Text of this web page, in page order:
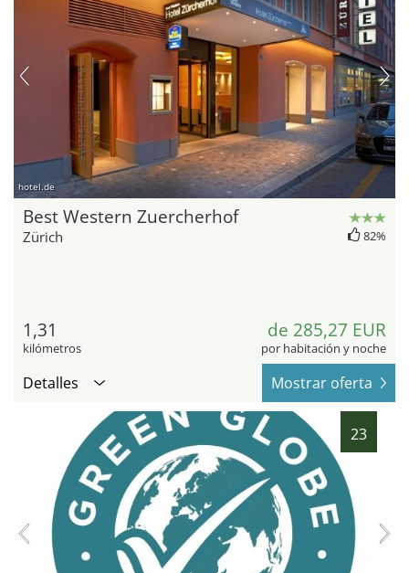
hotel.de
Best Western Zuercherhof
Zürich 82%
1,31
kilómetros
de 285,27 EUR
por habitación y noche
Detalles Mostrar oferta
23